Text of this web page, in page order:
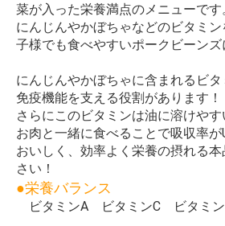
菜が入った栄養満点のメニューです
にんじんやかぼちゃなどのビタミ
子様でも食べやすいポークビーンズ
にんじんやかぼちゃに含まれるビ
免疫機能を支える役割があります！
さらにこのビタミンは油に溶けやす
お肉と一緒に食べることで吸収率が
おいしく、効率よく栄養の摂れる
さい！
●栄養バランス
ビタミンA ビタミンC ビタミ